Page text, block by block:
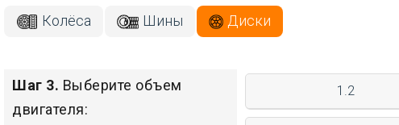
Колёса Шины Диски
Шаг 3. Выберите объем
двигателя:
1.2